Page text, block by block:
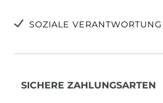
SOZIALE VERANTWORTUNG
SICHERE ZAHLUNGSARTEN